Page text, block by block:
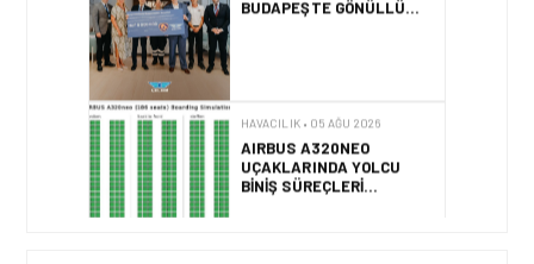
HAVACILIK • 05 AĞU 2026
HAVACILIK • 04 AĞU 2026